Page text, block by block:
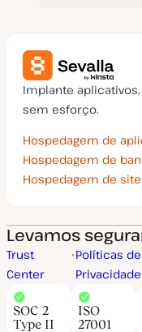
Implante
sem esforço.
Hospedagem de
Hospedagem de
Hospedagem de
Levamos
Trust
Center
Políticas de
Privacidade
SOC 2
Type II
ISO
27001